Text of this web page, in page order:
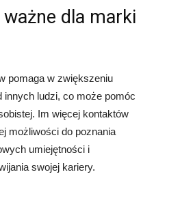
dla marki
pomaga w zwiększeniu
ludzi, co może pomóc
Im więcej kontaktów
możliwości do poznania
umiejętności i
swojej kariery.